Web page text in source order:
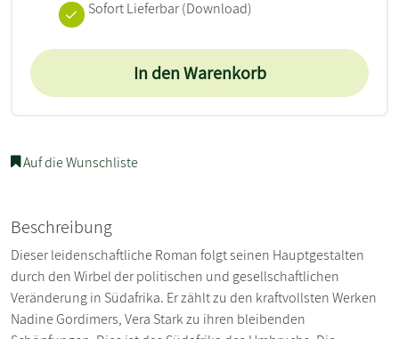
Sofort Lieferbar (Download)
In den Warenkorb
Auf die Wunschliste
Beschreibung
Dieser leidenschaftliche Roman folgt seinen Hauptgestalten
durch den Wirbel der politischen und gesellschaftlichen
Veränderung in Südafrika. Er zählt zu den kraftvollsten Werken
Nadine Gordimers, Vera Stark zu ihren bleibenden